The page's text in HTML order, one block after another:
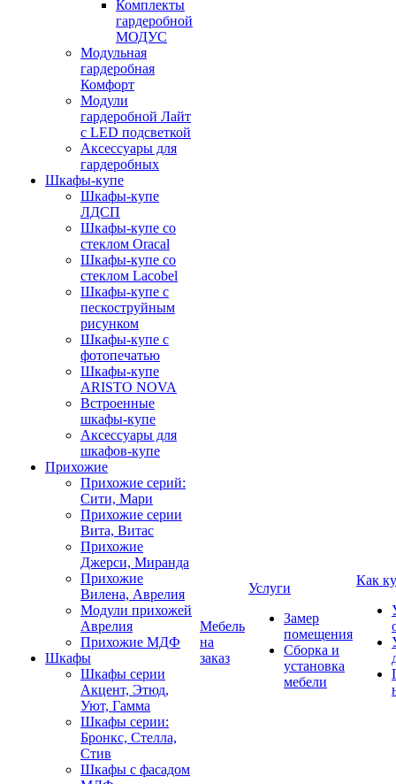
Комплекты
гардеробной
МОДУС
Модульная
гардеробная
Комфорт
Модули
гардеробной Лайт
с LED подсветкой
Аксессуары для
гардеробных
Шкафы-купе
Шкафы-купе
ЛДСП
Шкафы-купе со
стеклом Oracal
Шкафы-купе со
стеклом Lacobel
Шкафы-купе с
пескоструйным
рисунком
Шкафы-купе с
фотопечатью
Шкафы-купе
ARISTO NOVA
Встроенные
шкафы-купе
Аксессуары для
шкафов-купе
Прихожие
Прихожие серий:
Сити, Мари
Прихожие серии
Вита, Витас
Прихожие
Джерси, Миранда
Прихожие
Вилена, Аврелия
Модули прихожей
Аврелия
Прихожие МДФ
Шкафы
Шкафы серии
Акцент, Этюд,
Уют, Гамма
Шкафы серии:
Бронкс, Стелла,
Стив
Шкафы с фасадом
Мебель
на
заказ
Услуги
Замер
помещения
Сборка и
установка
мебели
Как